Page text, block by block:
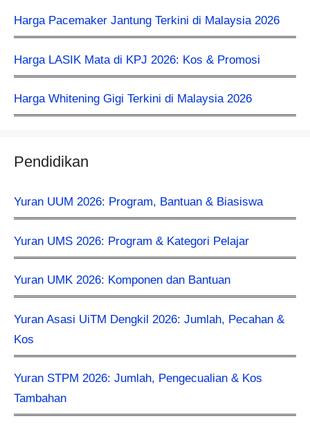
Harga Pacemaker Jantung Terkini di Malaysia 2026
Harga LASIK Mata di KPJ 2026: Kos & Promosi
Harga Whitening Gigi Terkini di Malaysia 2026
Pendidikan
Yuran UUM 2026: Program, Bantuan & Biasiswa
Yuran UMS 2026: Program & Kategori Pelajar
Yuran UMK 2026: Komponen dan Bantuan
Yuran Asasi UiTM Dengkil 2026: Jumlah, Pecahan &
Kos
Yuran STPM 2026: Jumlah, Pengecualian & Kos
Tambahan